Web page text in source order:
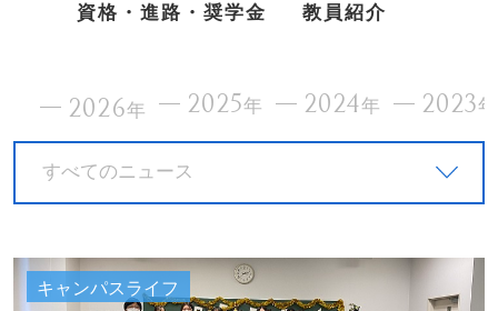
資格・進路・奨学金 教員紹介
2026年 2025年 2024年 2023年
すべてのニュース
キャンパスライフ